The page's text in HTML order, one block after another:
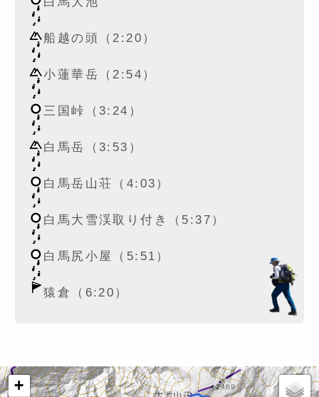
船越の頭（2:20）
小蓮華岳（2:54）
三国峠（3:24）
白馬岳（3:53）
白馬岳山荘（4:03）
白馬大雪渓取り付き（5:37）
白馬尻小屋（5:51）
猿倉（6:20）
+